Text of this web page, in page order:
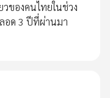
วของคนไทยในช่วง
อด 3 ปีที่ผ่านมา